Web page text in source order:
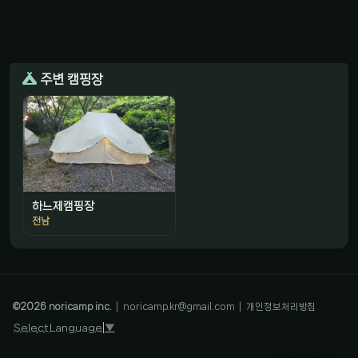
주변 캠핑장
하느제캠핑장
전남
©2026noricamp inc. noricamp.kr@gmail.com 개인정보처리방침
Select Language ▼